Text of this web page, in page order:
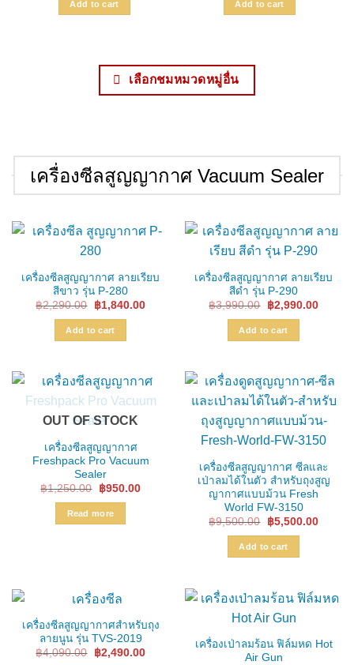
฿4,500.00.
Add to cart
฿2,500.00.
Add to cart
เลือกชมหมวดหมู่อื่น
เครื่องซีลสูญญากาศ Vacuum Sealer
เครื่องซีลสูญญากาศ ลายเรียบ
สีขาว รุ่น P-280
฿2,290.00
Original
฿2,290.00.
฿1,840.00Current
Add to cart
เครื่องซีลสูญญากาศ ลายเรียบ
สีดำ รุ่น P-290
฿3,990.00
Original
฿3,990.00.
฿2,990.00
Add to cart
OUT OF STOCK
เครื่องซีลสูญญากาศ
Freshpack Pro Vacuum
Sealer
฿1,250.00
Original
฿1,250.00.
฿950.00Current
Read more
เครื่องซีลสูญญากาศ ซีลและ
เป่าลมได้ในตัว สำหรับถุงสูญ
ญากาศแบบม้วน Fresh
World FW-3150
฿9,500.00
Original
was:
฿9,500.00.
฿5,500.00
Add to cart
เครื่องซีลสูญญากาศสำหรับถุง
ลายนูน รุ่น TVS-2019
฿4,090.00
Original
฿2,490.00Current
เครื่องเป่าลมร้อน ฟิล์มหด Hot
Air Gun